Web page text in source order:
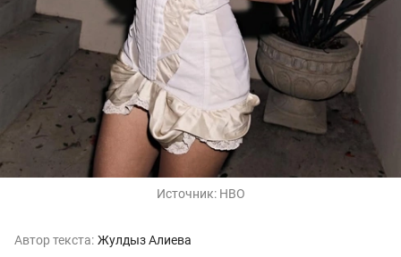
Источник: HBO
Автор текста: Жулдыз Алиева